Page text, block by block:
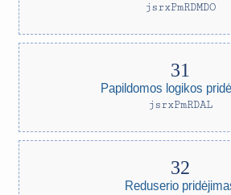
jsrxPmRDMDO
Papildomos logikos
jsrxPmRDAL
Reduserio